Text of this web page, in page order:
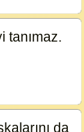
tanımaz.
da